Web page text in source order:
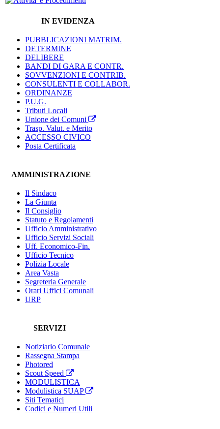
IN EVIDENZA
PUBBLICAZIONI MATRIM.
DETERMINE
DELIBERE
BANDI DI GARA E CONTR.
SOVVENZIONI E CONTRIB.
CONSULENTI E COLLABOR.
ORDINANZE
P.U.G.
Tributi Locali
Unione dei Comuni
Trasp. Valut. e Merito
ACCESSO CIVICO
Posta Certificata
AMMINISTRAZIONE
Il Sindaco
La Giunta
Il Consiglio
Statuto e Regolamenti
Ufficio Amministrativo
Ufficio Servizi Sociali
Uff. Economico-Fin.
Ufficio Tecnico
Polizia Locale
Area Vasta
Segreteria Generale
Orari Uffici Comunali
URP
SERVIZI
Notiziario Comunale
Rassegna Stampa
Photored
Scout Speed
MODULISTICA
Modulistica SUAP
Siti Tematici
Codici e Numeri Utili